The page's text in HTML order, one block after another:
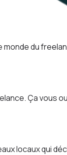
du
Ça
locaux qui